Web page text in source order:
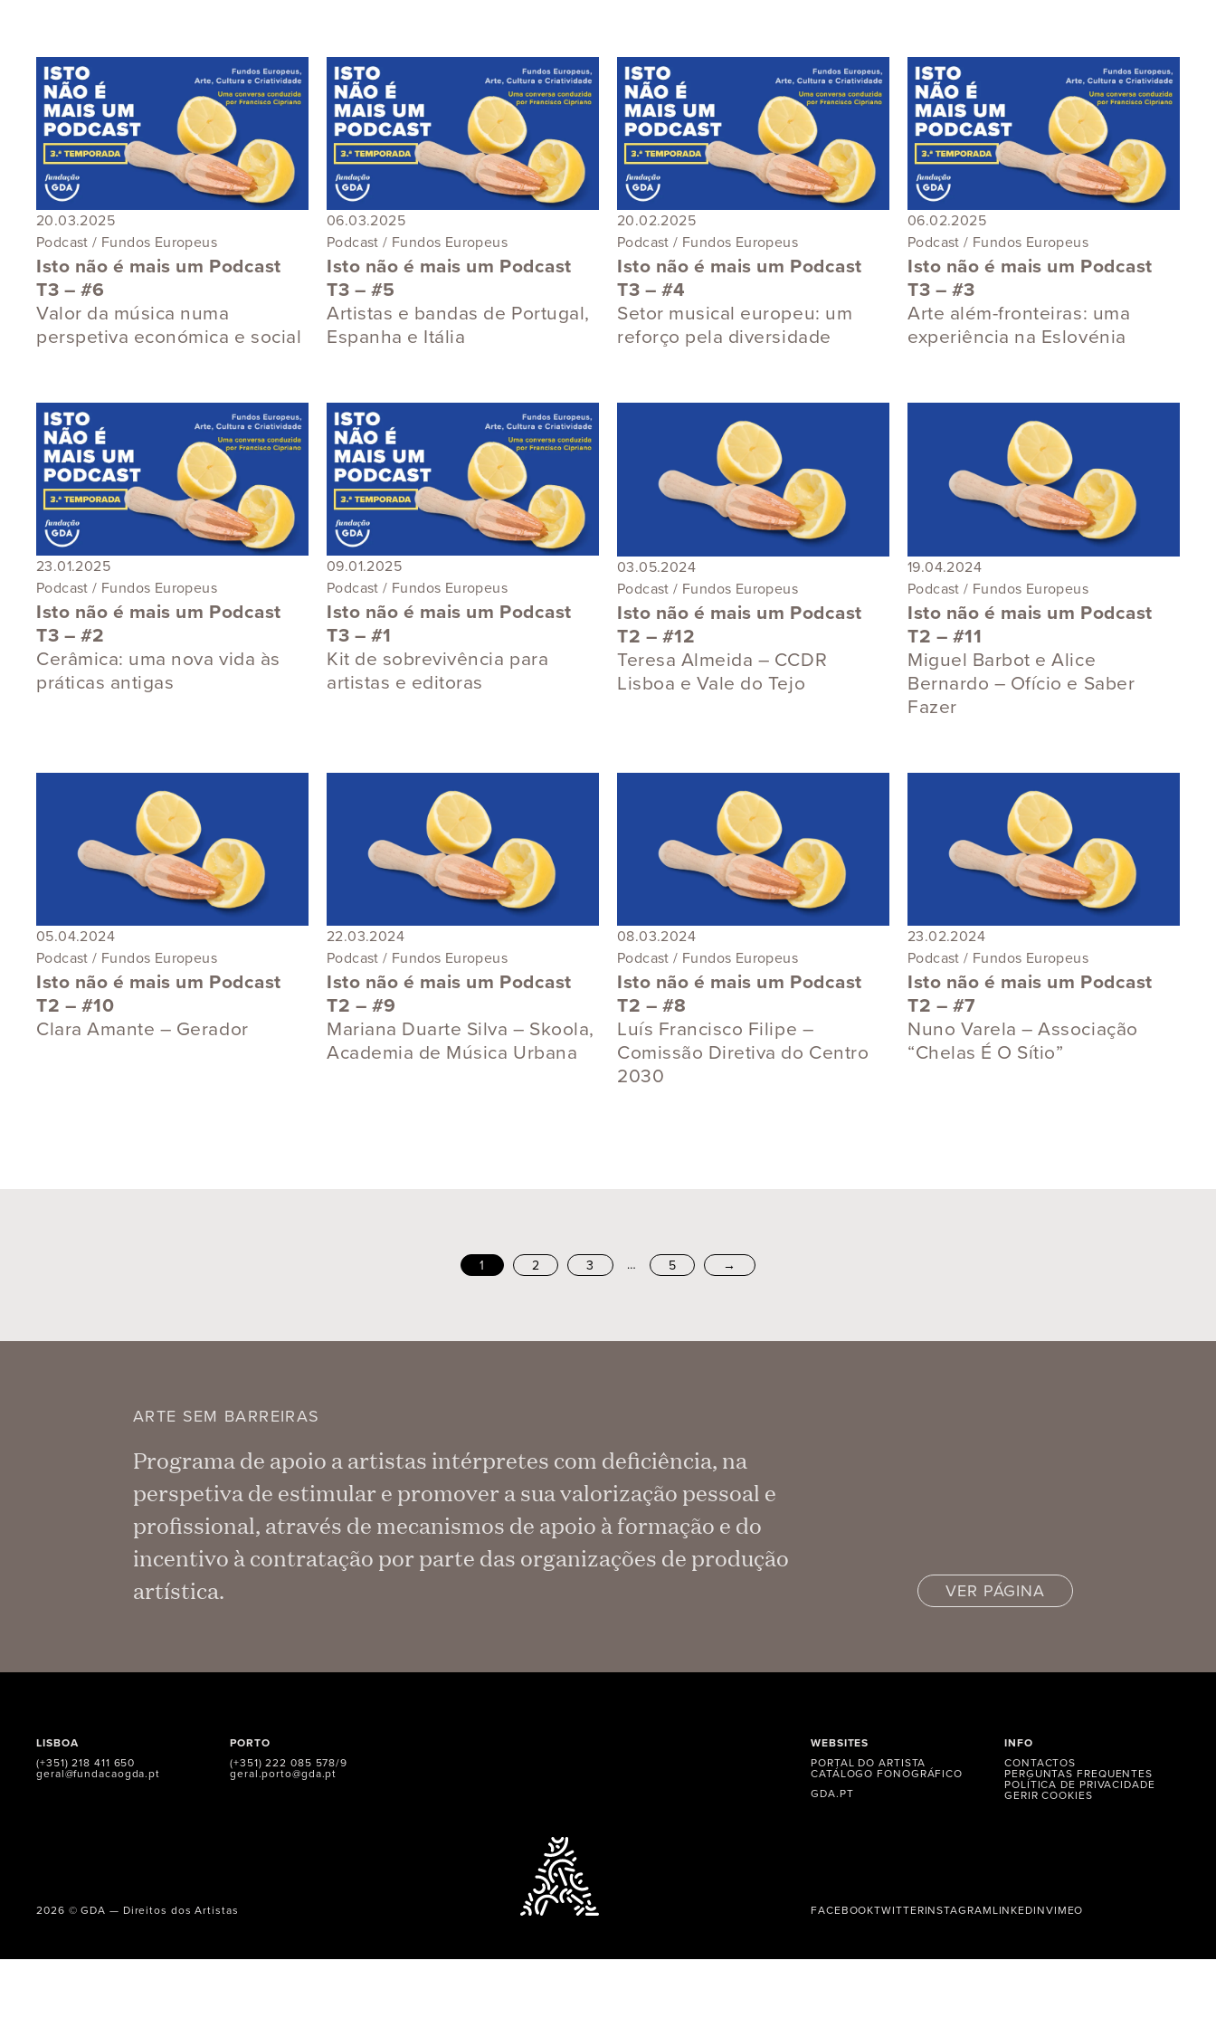
Imagem
Livro
Podcast
Vídeo
Fundos Europeus
Institucional
Legislação
Música
Prémios
Saúde
Teatro
20.03.2025
Podcast / Fundos Europeus
Isto não é mais um Podcast
T3 – #6
Valor da música numa
perspetiva económica e social
06.03.2025
Podcast / Fundos Europeus
Isto não é mais um Podcast
T3 – #5
Artistas e bandas de Portugal,
Espanha e Itália
20.02.2025
Podcast / Fundos Europeus
Isto não é mais um Podcast
T3 – #4
Setor musical europeu: um
reforço pela diversidade
06.02.2025
Podcast / Fundos Europeus
Isto não é mais um Podcast
T3 – #3
Arte além-fronteiras: uma
experiência na Eslovénia
23.01.2025
Podcast / Fundos Europeus
Isto não é mais um Podcast
T3 – #2
Cerâmica: uma nova vida às
práticas antigas
09.01.2025
Podcast / Fundos Europeus
Isto não é mais um Podcast
T3 – #1
Kit de sobrevivência para
artistas e editoras
03.05.2024
Podcast / Fundos Europeus
Isto não é mais um Podcast
T2 – #12
Teresa Almeida – CCDR
Lisboa e Vale do Tejo
19.04.2024
Podcast / Fundos Europeus
Isto não é mais um Podcast
T2 – #11
Miguel Barbot e Alice
Bernardo – Ofício e Saber
Fazer
05.04.2024
Podcast / Fundos Europeus
Isto não é mais um Podcast
T2 – #10
Clara Amante – Gerador
22.03.2024
Podcast / Fundos Europeus
Isto não é mais um Podcast
T2 – #9
Mariana Duarte Silva – Skoola,
Academia de Música Urbana
08.03.2024
Podcast / Fundos Europeus
Isto não é mais um Podcast
T2 – #8
Luís Francisco Filipe –
Comissão Diretiva do Centro
2030
23.02.2024
Podcast / Fundos Europeus
Isto não é mais um Podcast
T2 – #7
Nuno Varela – Associação
“Chelas É O Sítio”
1 2 3 … 5 →
ARTE SEM BARREIRAS
Programa de apoio a artistas intérpretes com deficiência, na
perspetiva de estimular e promover a sua valorização pessoal e
profissional, através de mecanismos de apoio à formação e do
incentivo à contratação por parte das organizações de produção
artística.
VER PÁGINA
LISBOA
(+351) 218 411 650
geral@fundacaogda.pt
PORTO
(+351) 222 085 578/9
geral.porto@gda.pt
WEBSITES
PORTAL DO ARTISTA
CATÁLOGO FONOGRÁFICO
GDA.PT
INFO
CONTACTOS
PERGUNTAS FREQUENTES
POLÍTICA DE PRIVACIDADE
GERIR COOKIES
2026 © GDA — Direitos dos Artistas FACEBOOKTWITTERINSTAGRAMLINKEDINVIMEO